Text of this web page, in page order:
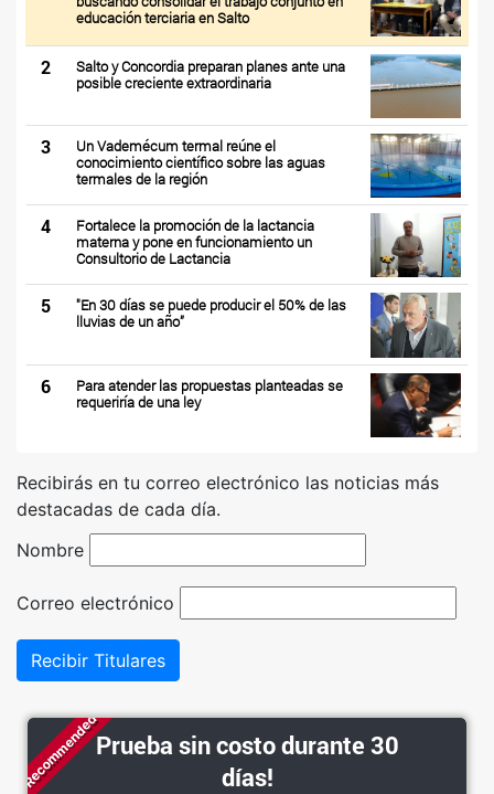
educación terciaria en Salto
2
Salto y Concordia preparan planes ante una
posible creciente extraordinaria
3
Un Vademécum termal reúne el
conocimiento científico sobre las aguas
termales de la región
4
Fortalece la promoción de la lactancia
materna y pone en funcionamiento un
Consultorio de Lactancia
5
"En 30 días se puede producir el 50% de las
lluvias de un año”
6
Para atender las propuestas planteadas se
requeriría de una ley
Recibirás en tu correo electrónico las noticias más
destacadas de cada día.
Nombre
Correo electrónico
Recibir Titulares
RecommendedPrueba sin costo durante 30
días!